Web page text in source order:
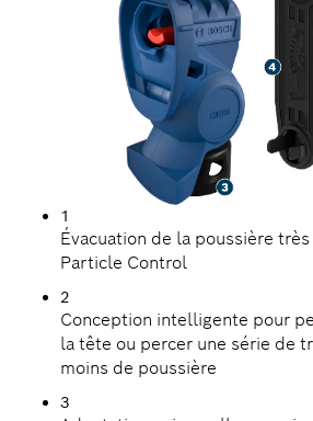
1
Évacuation de la poussière
Particle Control
2
Conception intelligente pour
la tête ou percer une série de
moins de poussière
3